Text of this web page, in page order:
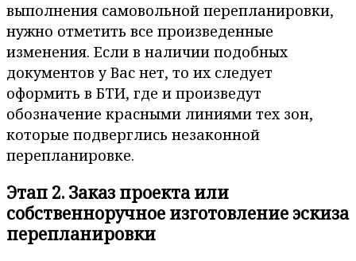
выполнения самовольной перепланировки,
нужно отметить все произведенные
изменения. Если в наличии подобных
документов у Вас нет, то их следует
оформить в БТИ, где и произведут
обозначение красными линиями тех зон,
которые подверглись незаконной
перепланировке.
Этап 2. Заказ проекта или
собственноручное изготовление эскиза
перепланировки